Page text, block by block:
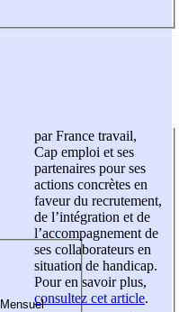
par France travail,
Cap emploi et ses
partenaires pour ses
actions concrètes en
faveur du recrutement,
de l’intégration et de
l’accompagnement de
ses collaborateurs en
situation de handicap.
Pour en savoir plus,
consultez cet article.